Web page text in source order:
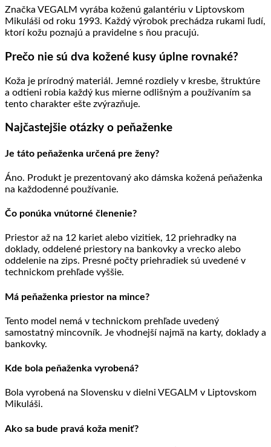
Značka VEGALM vyrába koženú galantériu v Liptovskom
Mikuláši od roku 1993. Každý výrobok prechádza rukami ľudí,
ktorí kožu poznajú a pravidelne s ňou pracujú.
Prečo nie sú dva kožené kusy úplne rovnaké?
Koža je prírodný materiál. Jemné rozdiely v kresbe, štruktúre
a odtieni robia každý kus mierne odlišným a používaním sa
tento charakter ešte zvýrazňuje.
Najčastejšie otázky o peňaženke
Je táto peňaženka určená pre ženy?
Áno. Produkt je prezentovaný ako dámska kožená peňaženka
na každodenné používanie.
Čo ponúka vnútorné členenie?
Priestor až na 12 kariet alebo vizitiek, 12 priehradky na
doklady, oddelené priestory na bankovky a vrecko alebo
oddelenie na zips. Presné počty priehradiek sú uvedené v
technickom prehľade vyššie.
Má peňaženka priestor na mince?
Tento model nemá v technickom prehľade uvedený
samostatný mincovník. Je vhodnejší najmä na karty, doklady a
bankovky.
Kde bola peňaženka vyrobená?
Bola vyrobená na Slovensku v dielni VEGALM v Liptovskom
Mikuláši.
Ako sa bude pravá koža meniť?